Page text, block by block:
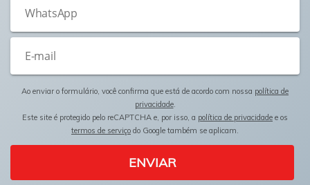
Ao enviar o formulário, você confirma que está de acordo com nossa política de
privacidade.
Este site é protegido pelo reCAPTCHA e, por isso, a política de privacidade e os
termos de serviço do Google também se aplicam.
ENVIAR